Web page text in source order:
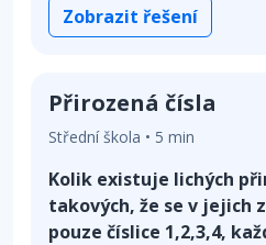
Zobrazit řešení
Přirozená čísla
Střední škola • 5 min
Kolik existuje lichých
takových, že se v jejich
pouze číslice 1,2,3,4,